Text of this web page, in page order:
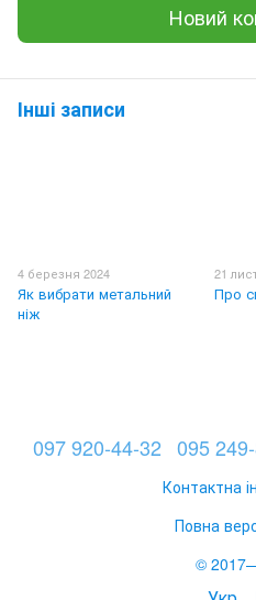
Новий
Інші записи
4 березня 2024
Як вибрати метальний
ніж
21
Про
097 920-44-32 095
Контактна
Повна
©